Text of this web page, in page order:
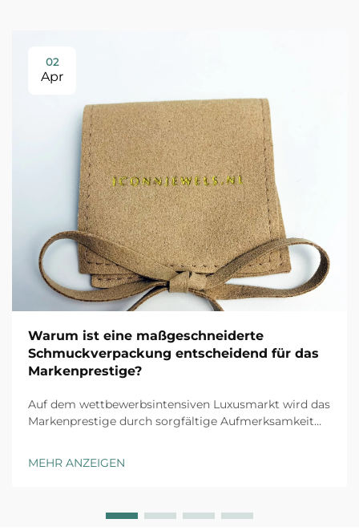
02
Apr
Warum ist eine maßgeschneiderte
Schmuckverpackung entscheidend für das
Markenprestige?
Auf dem wettbewerbsintensiven Luxusmarkt wird das
Markenprestige durch sorgfältige Aufmerksamkeit
erste physische Interaktion zwischen Ihrer Marke und
MEHR ANZEIGEN